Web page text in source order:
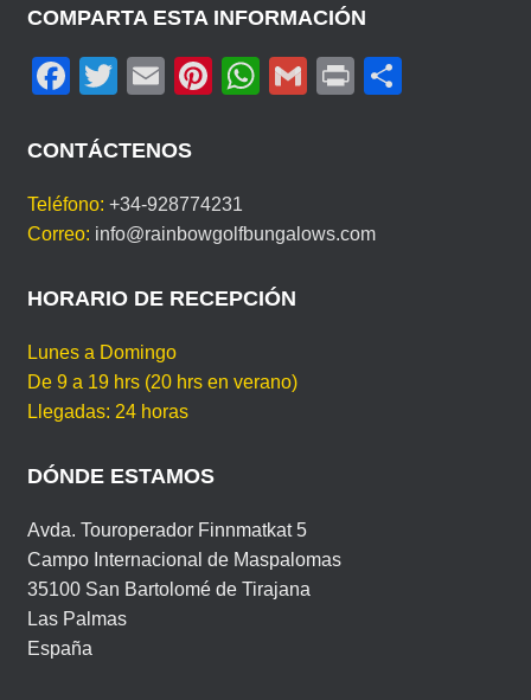
J
S
U
D
O
M
COMPARTA ESTA INFORMACIÓN
F
c
e
b
o
k
T
tt
er
E
ail
Pi
e
st
W
A
p
G
Pr
CONTÁCTENOS
Teléfono: +34-928774231
Correo: info@rainbowgolfbungalows.com
HORARIO DE RECEPCIÓN
Lunes a Domingo
De 9 a 19 hrs (20 hrs en verano)
Llegadas: 24 horas
DÓNDE ESTAMOS
Avda. Touroperador Finnmatkat 5
Campo Internacional de Maspalomas
35100 San Bartolomé de Tirajana
Las Palmas
España